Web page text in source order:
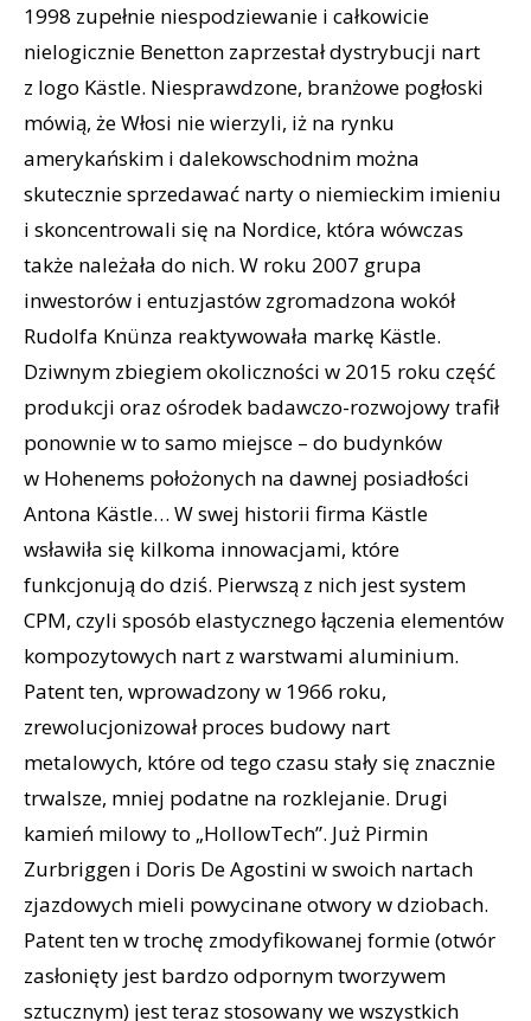
1998 zupełnie niespodziewanie i całkowicie
nielogicznie Benetton zaprzestał dystrybucji nart
z logo Kästle. Niesprawdzone, branżowe pogłoski
mówią, że Włosi nie wierzyli, iż na rynku
amerykańskim i dalekowschodnim można
skutecznie sprzedawać narty o niemieckim imieniu
i skoncentrowali się na Nordice, która wówczas
także należała do nich. W roku 2007 grupa
inwestorów i entuzjastów zgromadzona wokół
Rudolfa Knünza reaktywowała markę Kästle.
Dziwnym zbiegiem okoliczności w 2015 roku część
produkcji oraz ośrodek badawczo-rozwojowy trafił
ponownie w to samo miejsce – do budynków
w Hohenems położonych na dawnej posiadłości
Antona Kästle… W swej historii firma Kästle
wsławiła się kilkoma innowacjami, które
funkcjonują do dziś. Pierwszą z nich jest system
CPM, czyli sposób elastycznego łączenia elementów
kompozytowych nart z warstwami aluminium.
Patent ten, wprowadzony w 1966 roku,
zrewolucjonizował proces budowy nart
metalowych, które od tego czasu stały się znacznie
trwalsze, mniej podatne na rozklejanie. Drugi
kamień milowy to „HollowTech”. Już Pirmin
Zurbriggen i Doris De Agostini w swoich nartach
zjazdowych mieli powycinane otwory w dziobach.
Patent ten w trochę zmodyfikowanej formie (otwór
zasłonięty jest bardzo odpornym tworzywem
sztucznym) jest teraz stosowany we wszystkich